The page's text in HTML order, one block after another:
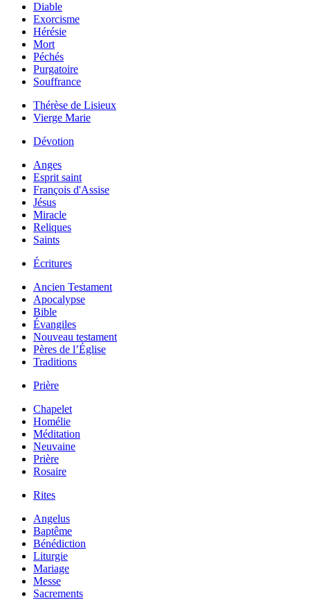
Diable
Exorcisme
Hérésie
Mort
Péchés
Purgatoire
Souffrance
Thérèse de Lisieux
Vierge Marie
Dévotion
Anges
Esprit saint
François d'Assise
Jésus
Miracle
Reliques
Saints
Écritures
Ancien Testament
Apocalypse
Bible
Évangiles
Nouveau testament
Pères de l’Église
Traditions
Prière
Chapelet
Homélie
Méditation
Neuvaine
Prière
Rosaire
Rites
Angelus
Baptême
Bénédiction
Liturgie
Mariage
Messe
Sacrements